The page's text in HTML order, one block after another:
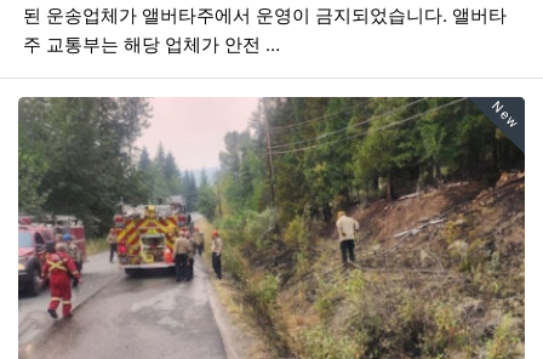
된 운송업체가 앨버타주에서 운영이 금지되었습니다. 앨버타
주 교통부는 해당 업체가 안전 …
New